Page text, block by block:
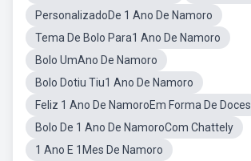
PersonalizadoDe 1 Ano De Namoro
Tema De Bolo Para1 Ano De Namoro
Bolo UmAno De Namoro
Bolo Dotiu Tiu1 Ano De Namoro
Feliz 1 Ano De NamoroEm Forma De Doces
Bolo De 1 Ano De NamoroCom Chattely
1 Ano E 1Mes De Namoro